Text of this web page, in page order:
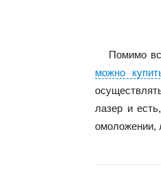
Помимо
можно
лазер и
омоложении,